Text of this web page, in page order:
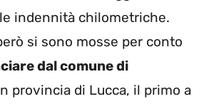
indennità chilometriche.
si sono mosse per conto
dal comune di
provincia di Lucca, il primo a